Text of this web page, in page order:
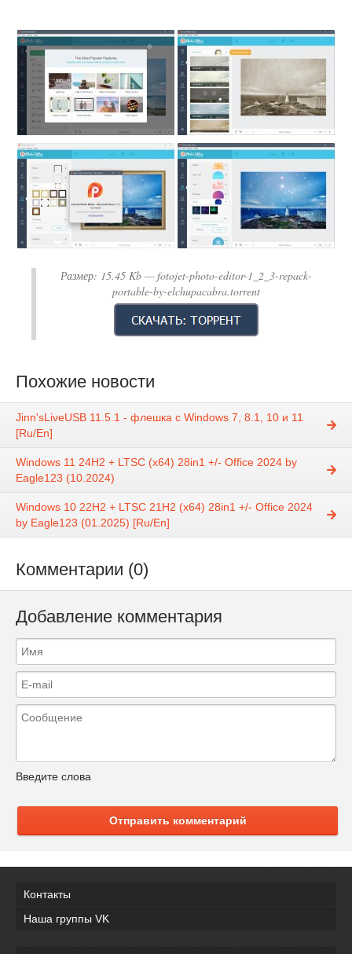
Размер: 15.45 Kb — fotojet-photo-editor-1_2_3-repack-
portable-by-elchupacabra.torrent
Похожие новости
Jinn'sLiveUSB 11.5.1 - флешка с Windows 7, 8.1, 10 и 11
[Ru/En]
Windows 11 24H2 + LTSC (x64) 28in1 +/- Office 2024 by
Eagle123 (10.2024)
Windows 10 22H2 + LTSC 21H2 (x64) 28in1 +/- Office 2024
by Eagle123 (01.2025) [Ru/En]
Комментарии (0)
Добавление комментария
Введите слова
Отправить комментарий
Контакты
Наша группы VK